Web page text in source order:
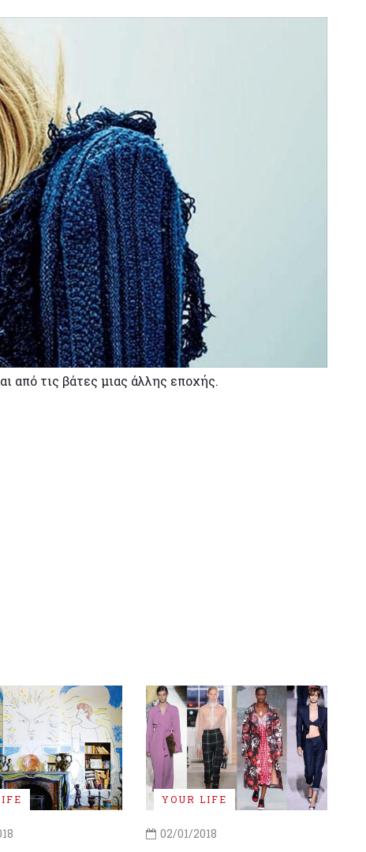
τις βάτες μιας άλλης εποχής.
YOUR LIFE
02/01/2018